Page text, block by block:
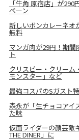
「牛角 原宿店」が
ペーン
新しいボンカレーネオ
無料
マンガ肉が29円！期
ト
クリスピー・クリーム
モンスター」など
最強コスパのSガスト
森永が「生チョコアイ
た味
仮面ライダーの顔芸敵
THE DINER」に